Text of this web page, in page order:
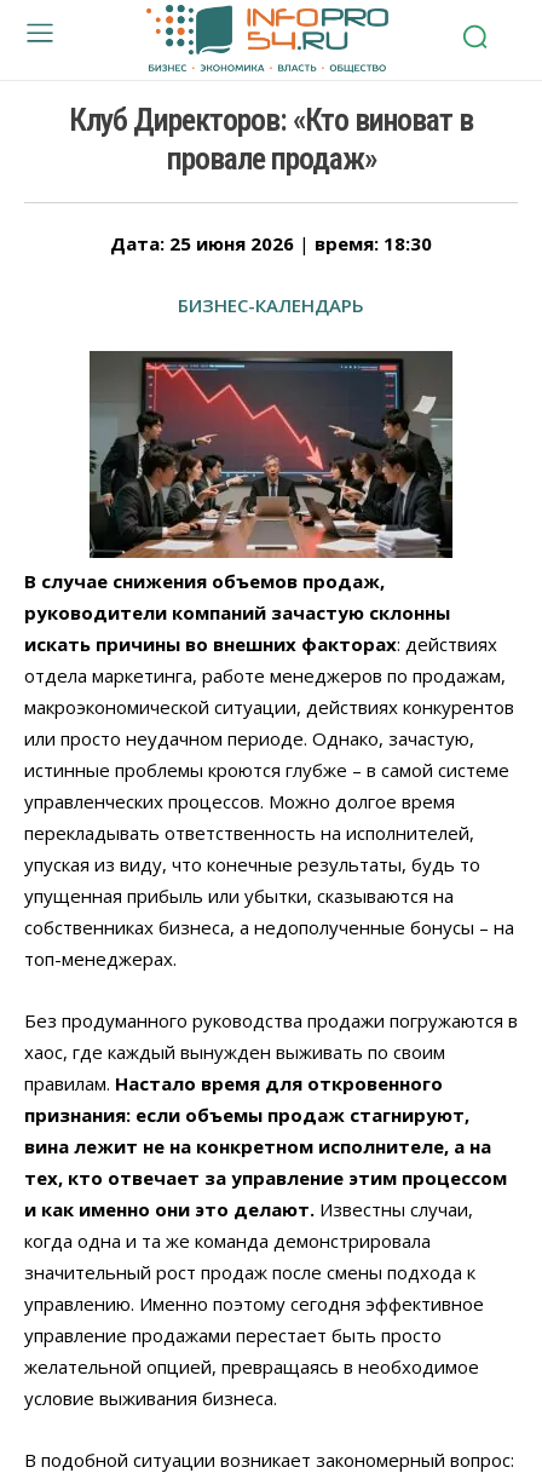
Клуб Директоров: «Кто виноват в
провале продаж»
Дата: 25 июня 2026 | время: 18:30
БИЗНЕС-КАЛЕНДАРЬ
В случае снижения объемов продаж,
руководители компаний зачастую склонны
искать причины во внешних факторах: действиях
отдела маркетинга, работе менеджеров по продажам,
макроэкономической ситуации, действиях конкурентов
или просто неудачном периоде. Однако, зачастую,
истинные проблемы кроются глубже – в самой системе
управленческих процессов. Можно долгое время
перекладывать ответственность на исполнителей,
упуская из виду, что конечные результаты, будь то
упущенная прибыль или убытки, сказываются на
собственниках бизнеса, а недополученные бонусы – на
топ-менеджерах.
Без продуманного руководства продажи погружаются в
хаос, где каждый вынужден выживать по своим
правилам. Настало время для откровенного
признания: если объемы продаж стагнируют,
вина лежит не на конкретном исполнителе, а на
тех, кто отвечает за управление этим процессом
и как именно они это делают. Известны случаи,
когда одна и та же команда демонстрировала
значительный рост продаж после смены подхода к
управлению. Именно поэтому сегодня эффективное
управление продажами перестает быть просто
желательной опцией, превращаясь в необходимое
условие выживания бизнеса.
В подобной ситуации возникает закономерный вопрос: